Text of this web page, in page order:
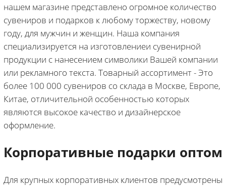
нашем магазине представлено огромное количество
сувениров и подарков к любому торжеству, новому
году, для мужчин и женщин. Наша компания
специализируется на изготовлениеи сувенирной
продукции с нанесением символики Вашей компании
или рекламного текста. Товарный ассортимент - Это
более 100 000 сувениров со склада в Москве, Европе,
Китае, отличительной особенностью которых
являются высокое качество и дизайнерское
оформление.
Корпоративные подарки оптом
Для крупных корпоративных клиентов предусмотрены